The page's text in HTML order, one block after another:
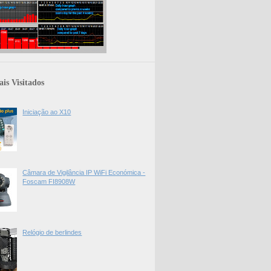
Visitados
Iniciação ao X10
Câmara de Vigilância IP WiFi Económica -
Foscam FI8908W
Relógio de berlindes